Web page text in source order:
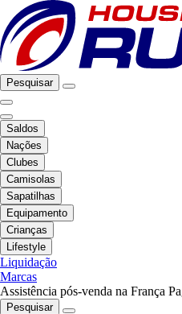
Pesquisar
Saldos
Nações
Clubes
Camisolas
Sapatilhas
Equipamento
Crianças
Lifestyle
Liquidação
Marcas
Assistência pós-venda na França
Pesquisar